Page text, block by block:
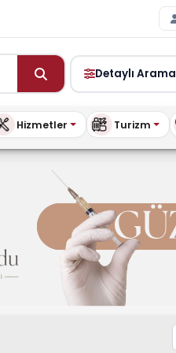
Detaylı Arama
Hizmetler Turizm